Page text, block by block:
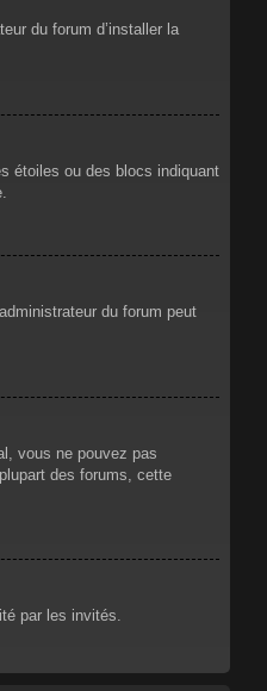
du forum d’installer la
étoiles ou des blocs indiquant
du forum peut
vous ne pouvez pas
des forums, cette
par les invités.